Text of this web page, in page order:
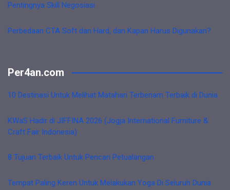
Pentingnya Skill Negosiasi
Perbedaan CTA Soft dan Hard, dan Kapan Harus Digunakan?
Per4an.com
10 Destinasi Untuk Melihat Matahari Terbenam Terbaik di Dunia
KWaS Hadir di JIFFINA 2026 (Jogja International Furniture &
Craft Fair Indonesia)
8 Tujuan Terbaik Untuk Pencari Petualangan
Tempat Paling Keren Untuk Melakukan Yoga Di Seluruh Dunia